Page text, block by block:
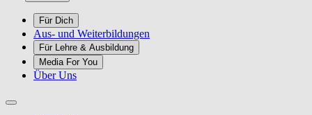
Für Dich
Aus- und Weiterbildungen
Für Lehre & Ausbildung
Media For You
Über Uns